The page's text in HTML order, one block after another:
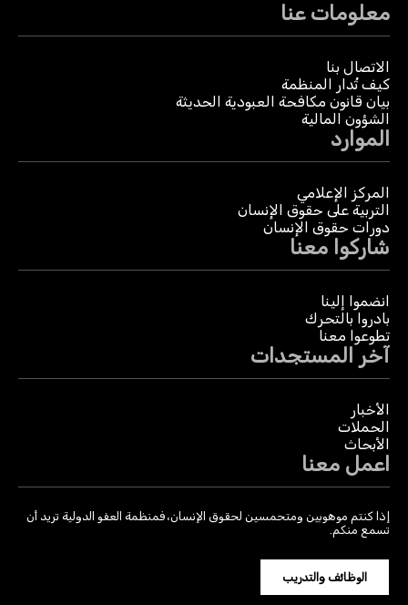
معلومات عنا
الاتصال بنا
كيف تُدار المنظمة
بيان قانون مكافحة العبودية الحديثة
الشؤون المالية
الموارد
المركز الإعلامي
التربية على حقوق الإنسان
دورات حقوق الإنسان
شاركوا معنا
انضموا إلينا
بادروا بالتحرك
تطوعوا معنا
آخر المستجدات
الأخبار
الحملات
الأبحاث
اعمل معنا
إذا كنتم موهوبين ومتحمسين لحقوق الإنسان، فمنظمة العفو الدولية تريد أن
تسمع منكم.
الوظائف والتدريب